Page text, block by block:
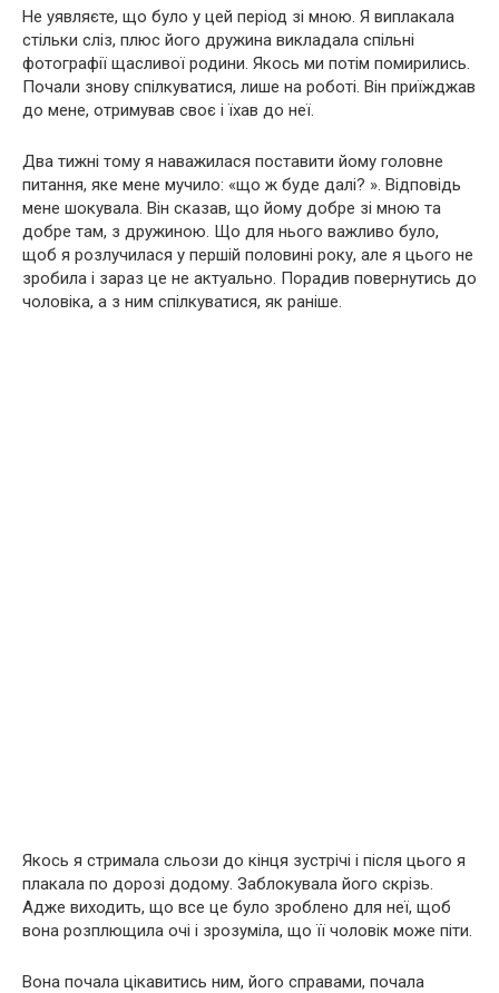
Не уявляєте, що було у цей період зі мною. Я виплакала
стільки сліз, плюс його дружина викладала спільні
фотографії щасливої ​​родини. Якось ми потім помирились.
Почали знову спілкуватися, лише на роботі. Він приїжджав
до мене, отримував своє і їхав до неї.
Два тижні тому я наважилася поставити йому головне
питання, яке мене мучило: «що ж буде далі? ». Відповідь
мене шокувала. Він сказав, що йому добре зі мною та
добре там, з дружиною. Що для нього важливо було,
щоб я розлучилася у першій половині року, але я цього не
зробила і зараз це не актуально. Порадив повернутись до
чоловіка, а з ним спілкуватися, як раніше.
Якось я стримала сльози до кінця зустрічі і після цього я
плакала по дорозі додому. Заблокувала його скрізь.
Адже виходить, що все це було зроблено для неї, щоб
вона розплющила очі і зрозуміла, що її чоловік може піти.
Вона почала цікавитись ним, його справами, почала